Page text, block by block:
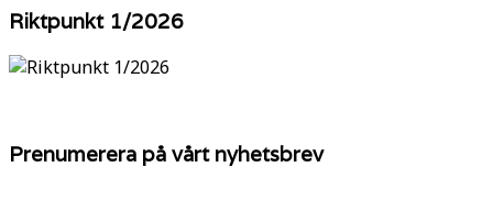
Riktpunkt 1/2026
Prenumerera på vårt nyhetsbrev